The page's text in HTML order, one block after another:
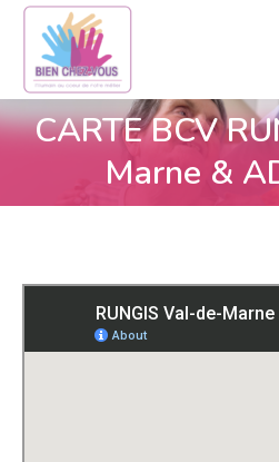
CARTE BCV
Marne &Vous êtes